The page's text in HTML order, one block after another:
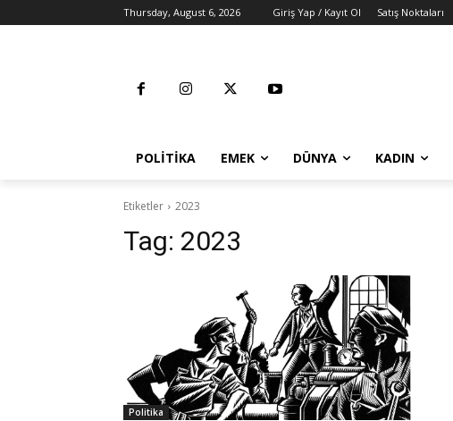
Thursday, August 6, 2026 Giriş Yap / Kayıt Ol Satış Noktaları
POLITIKA EMEK DÜNYA KADIN
Etiketler 2023
Tag: 2023
Politika